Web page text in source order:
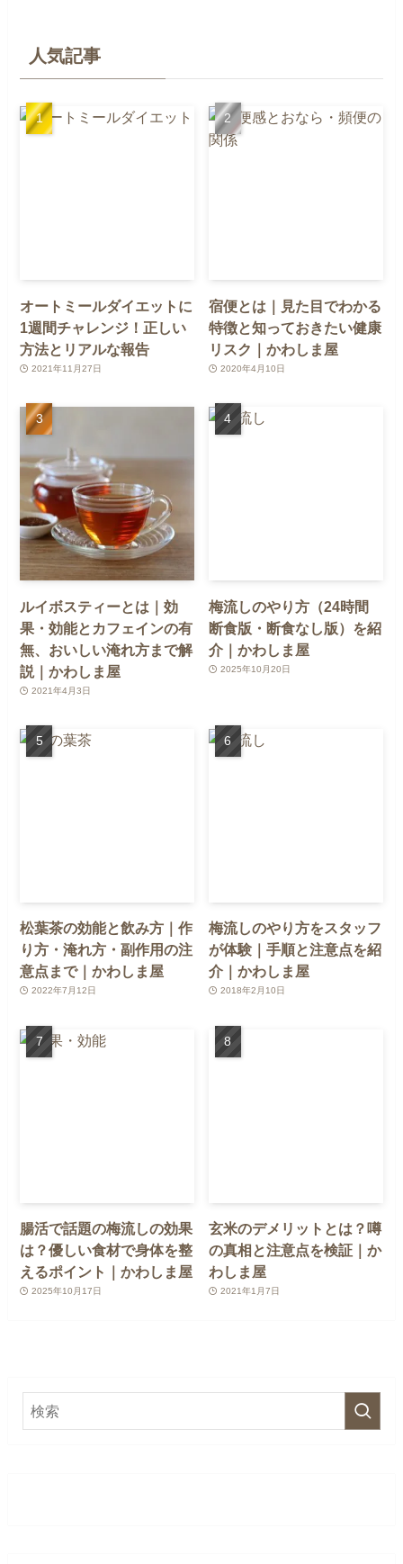
人気記事
オートミールダイエットに
1週間チャレンジ！正しい
方法とリアルな報告
2021年11月27日
宿便とは｜見た目でわかる
特徴と知っておきたい健康
リスク｜かわしま屋
2020年4月10日
ルイボスティーとは｜効
果・効能とカフェインの有
無、おいしい淹れ方まで解
説｜かわしま屋
2021年4月3日
梅流しのやり方（24時間
断食版・断食なし版）を紹
介｜かわしま屋
2025年10月20日
松葉茶の効能と飲み方｜作
り方・淹れ方・副作用の注
意点まで｜かわしま屋
2022年7月12日
梅流しのやり方をスタッフ
が体験｜手順と注意点を紹
介｜かわしま屋
2018年2月10日
腸活で話題の梅流しの効果
は？優しい食材で身体を整
えるポイント｜かわしま屋
2025年10月17日
玄米のデメリットとは？噂
の真相と注意点を検証｜か
わしま屋
2021年1月7日